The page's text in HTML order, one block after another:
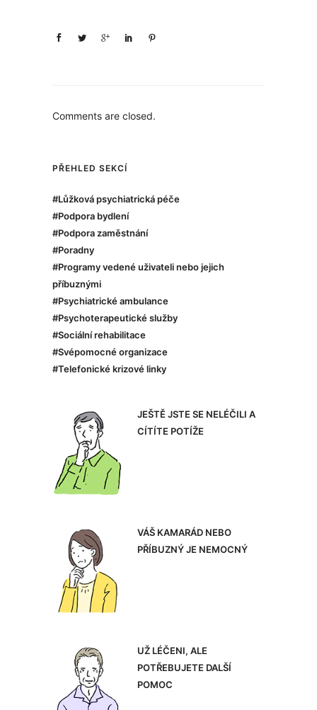
Comments are closed.
PŘEHLED SEKCÍ
#Lůžková psychiatrická péče
#Podpora bydlení
#Podpora zaměstnání
#Poradny
#Programy vedené uživateli nebo jejich
příbuznými
#Psychiatrické ambulance
#Psychoterapeutické služby
#Sociální rehabilitace
#Svépomocné organizace
#Telefonické krizové linky
JEŠTĚ JSTE SE NELÉČILI A
CÍTÍTE POTÍŽE
VÁŠ KAMARÁD NEBO
PŘÍBUZNÝ JE NEMOCNÝ
UŽ LÉČENI, ALE
POTŘEBUJETE DALŠÍ
POMOC